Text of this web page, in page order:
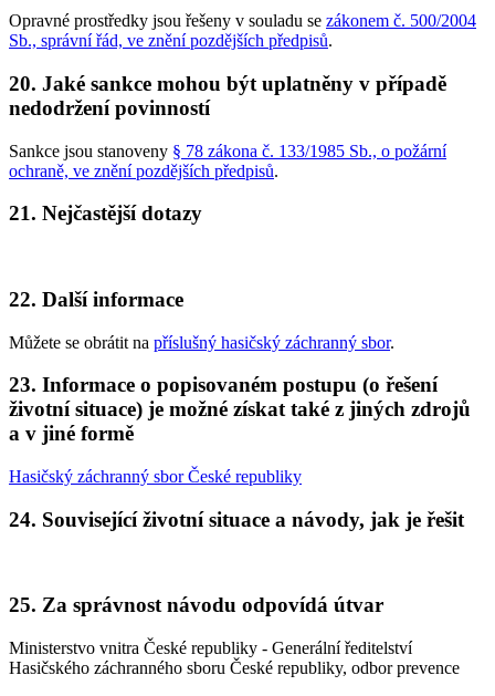
Opravné prostředky jsou řešeny v souladu se zákonem č. 500/2004
Sb., správní řád, ve znění pozdějších předpisů.
20. Jaké sankce mohou být uplatněny v případě
nedodržení povinností
Sankce jsou stanoveny § 78 zákona č. 133/1985 Sb., o požární
ochraně, ve znění pozdějších předpisů.
21. Nejčastější dotazy
22. Další informace
Můžete se obrátit na příslušný hasičský záchranný sbor.
23. Informace o popisovaném postupu (o řešení
životní situace) je možné získat také z jiných zdrojů
a v jiné formě
Hasičský záchranný sbor České republiky
24. Související životní situace a návody, jak je řešit
25. Za správnost návodu odpovídá útvar
Ministerstvo vnitra České republiky - Generální ředitelství
Hasičského záchranného sboru České republiky, odbor prevence